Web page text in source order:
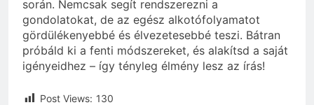
során. Nemcsak segít rendszerezni a
gondolatokat, de az egész alkotófolyamatot
gördülékenyebbé és élvezetesebbé teszi. Bátran
próbáld ki a fenti módszereket, és alakítsd a saját
igényeidhez – így tényleg élmény lesz az írás!
Post Views: 130